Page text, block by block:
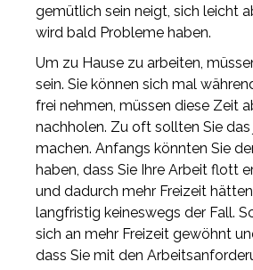
gemütlich sein neigt, sich leicht
wird bald Probleme haben.
Um zu Hause zu arbeiten,
sein. Sie können sich mal
frei nehmen, müssen diese Zeit
nachholen. Zu oft sollten Sie
machen. Anfangs könnten Sie
haben, dass Sie Ihre Arbeit flott
und dadurch mehr Freizeit
langfristig keineswegs der Fall.
sich an mehr Freizeit gewöhnt
dass Sie mit den